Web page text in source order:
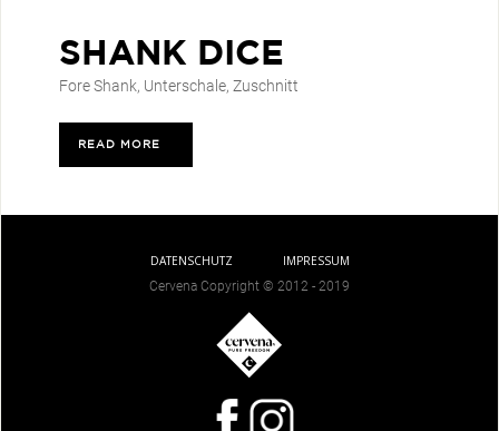
SHANK DICE
Fore Shank, Unterschale,Zuschnitt
READ MORE
DATENSCHUTZ
IMPRESSUM
Cervena Copyright © 2012 - 2019